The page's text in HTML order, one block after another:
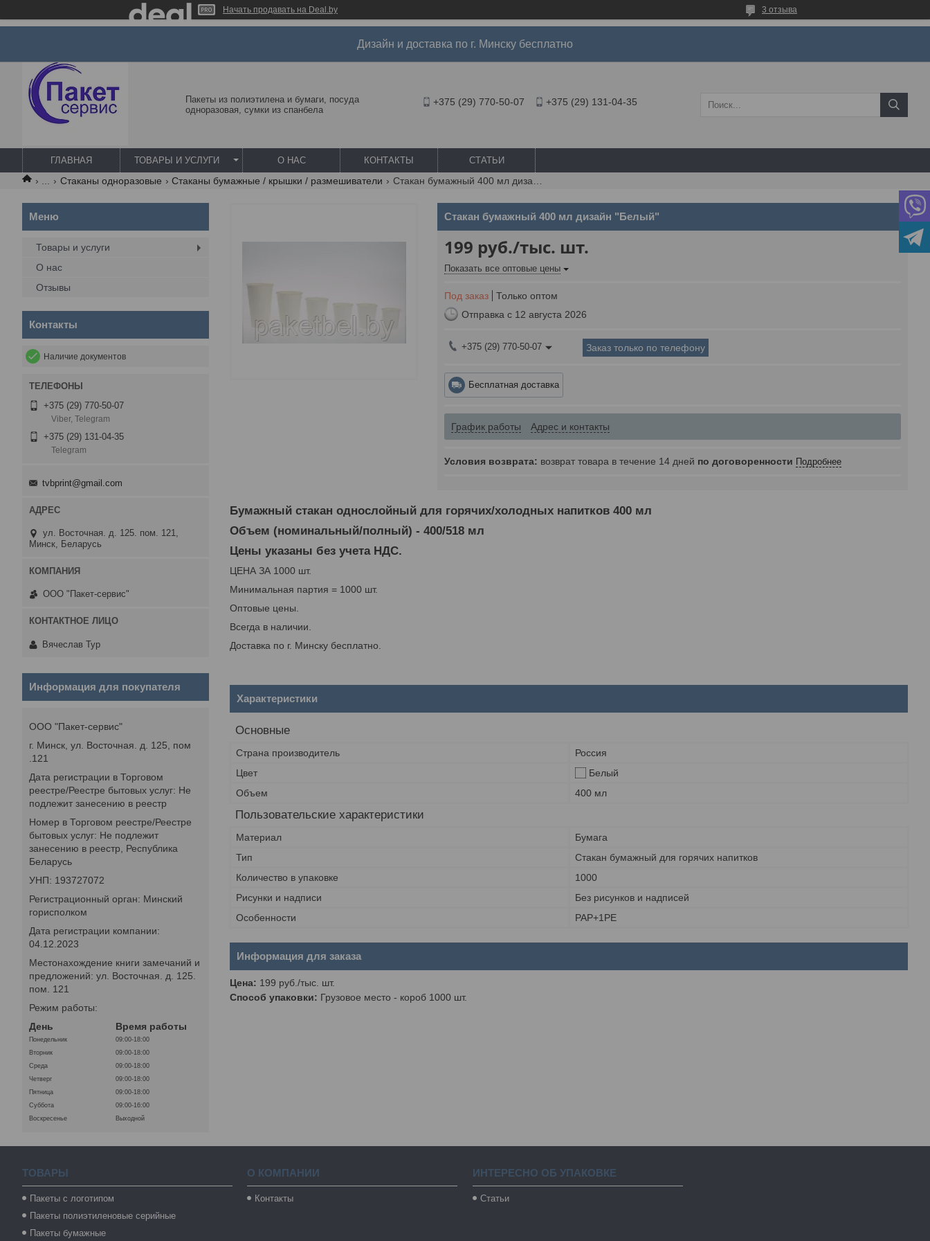
Начать продавать на Deal.by 3 отзыва
Дизайн и доставка по г. Минску бесплатно
Пакеты из полиэтилена и бумаги, посуда
одноразовая, сумки из спанбела
+375 (29) 770-50-07 +375 (29) 131-04-35
ГЛАВНАЯ ТОВАРЫ И УСЛУГИ О НАС КОНТАКТЫ СТАТЬИ
Стаканы одноразовые Стаканы бумажные / крышки / размешиватели
Стакан бумажный 400 мл дизайн "Белый"
199 руб./тыс. шт.
Показать все оптовые цены
Под заказ
Только оптом
Отправка с 12 августа 2026
+375 (29) 770-50-07 Заказ только по телефону
Бесплатная доставка
График работы Адрес и контакты
возврат товара в течение 14 дней по договоренности Подробнее
Бумажный стакан однослойный для горячих/холодных напитков 400 мл
Объем (номинальный/полный) - 400/518 мл
Цены указаны без учета НДС.
ЦЕНА ЗА 1000 шт.
Минимальная партия = 1000 шт.
Оптовые цены.
Всегда в наличии.
Доставка по г. Минску бесплатно.
Характеристики
Основные
Страна производитель
Россия
Цвет
Белый
Объем
400 мл
Пользовательские характеристики
Материал
Бумага
Тип
Стакан бумажный для горячих напитков
Количество в упаковке
1000
Рисунки и надписи
Без рисунков и надписей
Особенности
PAP+1PE
Информация для заказа
Цена: 199 руб. /тыс. шт.
Способ упаковки: Грузовое место - короб 1000 шт.
Товары и услуги
О нас
Отзывы
Контакты
Наличие документов
+375 (29) 770-50-07
Viber, Telegram
+375 (29) 131-04-35
Telegram
tvbprint@gmail.com
ул. Восточная. д. 125. пом. 121,
Минск, Беларусь
ООО "Пакет-сервис"
Вячеслав Тур
Информация для покупателя
ООО "Пакет-сервис"
г. Минск, ул. Восточная. д. 125, пом
.121
Дата регистрации в Торговом
реестре/Реестре бытовых услуг: Не
подлежит занесению в реестр
Номер в Торговом реестре/Реестре
бытовых услуг: Не подлежит
занесению в реестр, Республика
Беларусь
УНП: 193727072
Регистрационный орган: Минский
горисполком
Дата регистрации компании:
04.12.2023
Местонахождение книги замечаний и
предложений: ул. Восточная. д. 125.
пом. 121
Режим работы:
День
Время работы
Понедельник
09:00-18:00
Вторник
09:00-18:00
Среда
09:00-18:00
Четверг
09:00-18:00
Пятница
09:00-18:00
Суббота
09:00-16:00
Воскресенье
Выходной
ТОВАРЫ
Пакеты с логотипом
Пакеты полиэтиленовые серийные
Пакеты бумажные
О КОМПАНИИ
Контакты
ИНТЕРЕСНО ОБ УПАКОВКЕ
Статьи